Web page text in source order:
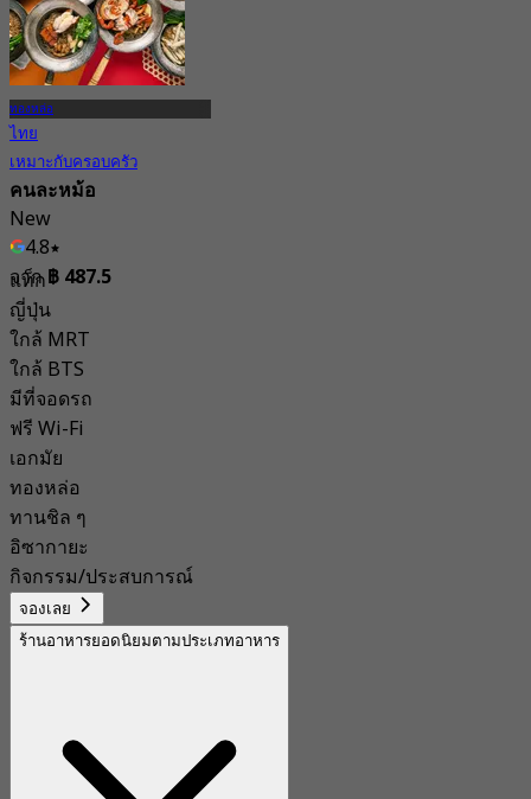
ทองหล่อ
ไทย
เหมาะกับครอบครัว
คนละหม้อ
New
4.8
จาก฿ 487.5
แท็ก
ญี่ปุ่น
ใกล้ MRT
ใกล้ BTS
มีที่จอดรถ
ฟรี Wi-Fi
เอกมัย
ทองหล่อ
ทานชิล ๆ
อิซากายะ
กิจกรรม/ประสบการณ์
จองเลย
ร้านอาหารยอดนิยมตามประเภทอาหาร